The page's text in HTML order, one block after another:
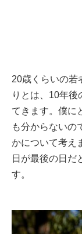
20歳くらいの若
りとは、10年後
てきます。僕に
も分からないの
かについて考え
日が最後の日だ
す。